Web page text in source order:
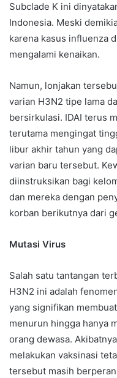
Subclade K ini
Indonesia. Meski
karena kasus influenza
mengalami kenaikan.
Namun, lonjakan
varian H3N2 tipe lama
bersirkulasi. IDAI terus
terutama mengingat
libur akhir tahun yang
varian baru tersebut.
diinstruksikan bagi
dan mereka dengan
korban berikutnya dari
Mutasi Virus
Salah satu tantangan
H3N2 ini adalah
yang signifikan
menurun hingga hanya
orang dewasa.
melakukan vaksinasi
tersebut masih